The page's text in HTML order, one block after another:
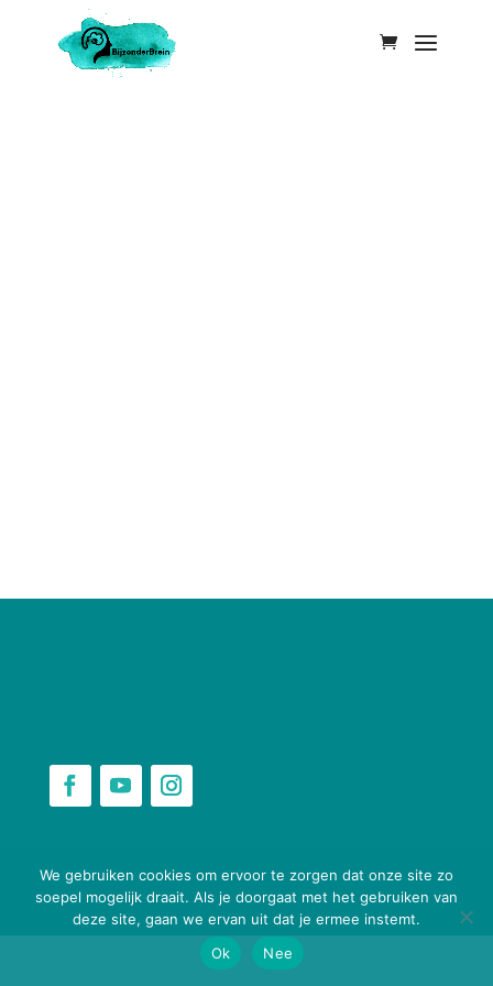
We gebruiken cookies om ervoor te zorgen dat onze site zo
soepel mogelijk draait. Als je doorgaat met het gebruiken van
deze site, gaan we ervan uit dat je ermee instemt.
Ok
Nee